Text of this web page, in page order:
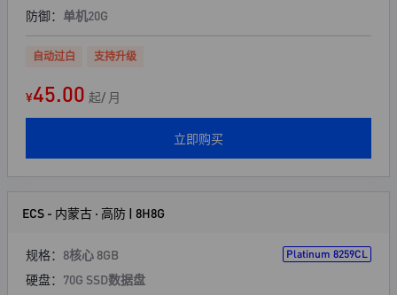
防御： 单机20G
自动过白 支持升级
¥45.00 起/ 月
立即购买
ECS - 内蒙古 · 高防 | 8H8G
规格： 8核心 8GB Platinum 8259CL
硬盘： 70G SSD数据盘